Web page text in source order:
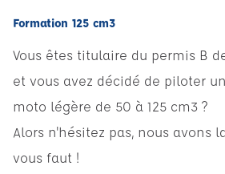
Formation 125 cm3
Vous êtes titulaire du permis B
et vous avez décidé de piloter
moto légère de 50 à 125 cm3 ?
Alors n'hésitez pas, nous avons
vous faut !